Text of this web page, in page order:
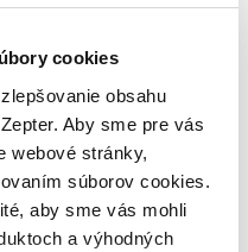
cookies
obsahu
Aby sme pre vás
webové stránky,
súborov cookies.
aby sme vás mohli
a výhodných